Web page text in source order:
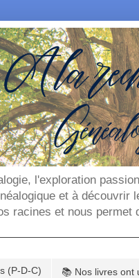
l'exploration
et à
racines et nous
(P-D-C) 📚 Nos livres ont